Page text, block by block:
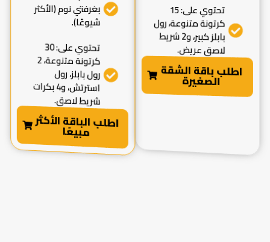
تحتوي على: 15
كرتونة متنوعة، رول
بابلز كبير، و2 شريط
لاصق عريض.
اطلب باقة الشقة
الصغيرة
بغرفتي نوم (الأكثر
شيوعًا).
تحتوي على: 30
كرتونة متنوعة، 2
رول بابلز، رول
استرتش، و4 بكرات
شريط لاصق.
اطلب الباقة الأكثر
مبيعًا